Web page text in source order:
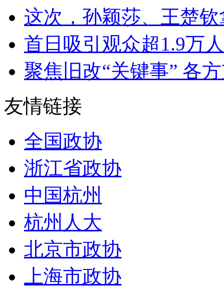
这次，孙颖莎、王楚
首日吸引观众超1.9万
聚焦旧改“关键事” 各
友情链接
全国政协
浙江省政协
中国杭州
杭州人大
北京市政协
上海市政协